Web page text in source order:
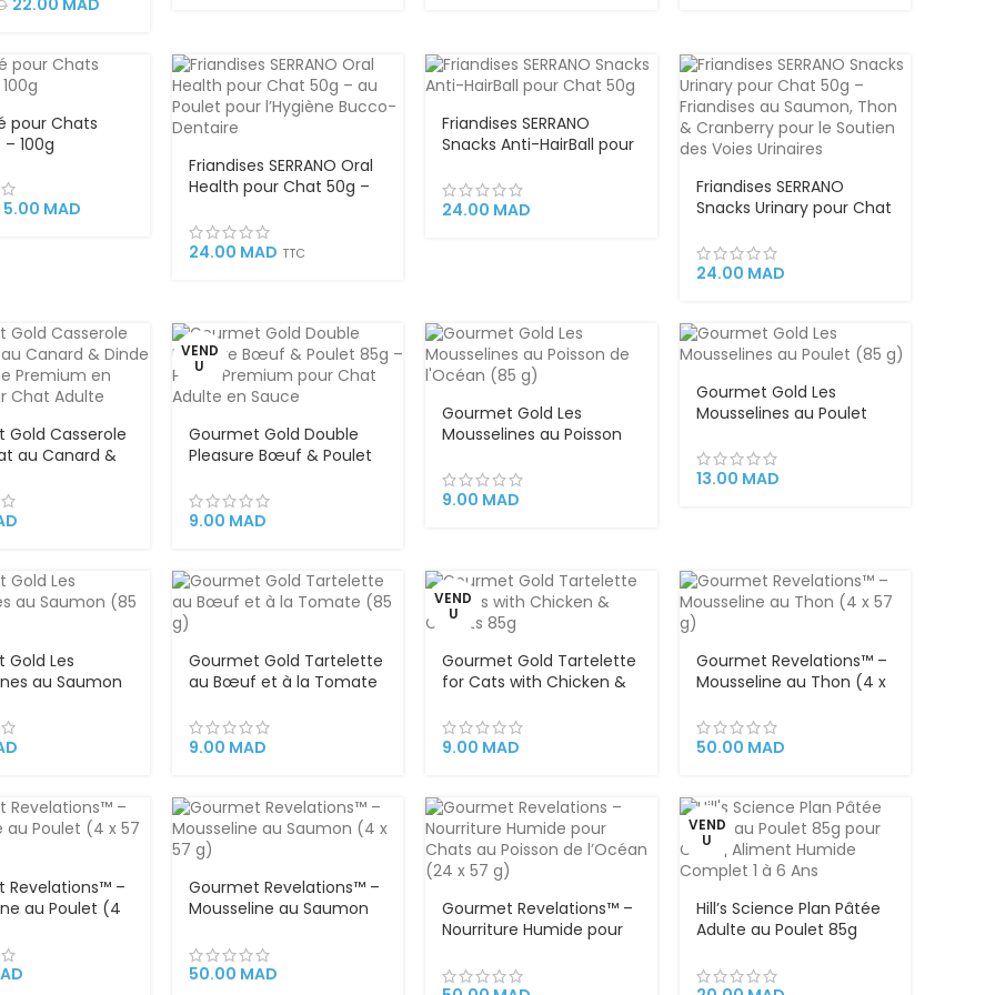
pour Chats
100g
5.00 MAD
Friandises SERRANO Oral
Health pour Chat 50g –
Bucco-Dentaire
24.00 MAD TTC
Friandises SERRANO
Snacks Anti-HairBall pour
pour Réduire les Boules
de Poils
24.00 MAD
Friandises SERRANO
Snacks Urinary pour Chat
Saumon, Thon &
Cranberry pour le
24.00 MAD
Gold Casserole
au Canard &
Sauce pour
VEND
U
Gourmet Gold Double
Pleasure Bœuf & Poulet
pour Chat Adulte en
Sauce
9.00 MAD
Gourmet Gold Les
Mousselines au Poisson
9.00 MAD
Gourmet Gold Les
Mousselines au Poulet
13.00 MAD
Gold Les
au Saumon
Gourmet Gold Tartelette
au Bœuf et à la Tomate
9.00 MAD
VEND
U
Gourmet Gold Tartelette
for Cats with Chicken &
9.00 MAD
Gourmet Revelations™ –
Mousseline au Thon (4 x
50.00 MAD
Revelations™ –
au Poulet (4
Gourmet Revelations™ –
Mousseline au Saumon
50.00 MAD
Gourmet Revelations™ –
Nourriture Humide pour
l’Océan (4 x 57 g)
VEND
U
Hill’s Science Plan Pâtée
Adulte au Poulet 85g
Humide Complet 1 à 6